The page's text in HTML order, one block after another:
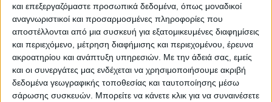
και επεξεργαζόμαστε προσωπικά δεδομένα, όπως μοναδικοί
αναγνωριστικοί και προσαρμοσμένες πληροφορίες που
αποστέλλονται από μια συσκευή για εξατομικευμένες διαφημίσεις
και περιεχόμενο, μέτρηση διαφήμισης και περιεχομένου, έρευνα
ακροατηρίου και ανάπτυξη υπηρεσιών. Με την άδειά σας, εμείς
και οι συνεργάτες μας ενδέχεται να χρησιμοποιήσουμε ακριβή
δεδομένα γεωγραφικής τοποθεσίας και ταυτοποίησης μέσω
σάρωσης συσκευών. Μπορείτε να κάνετε κλικ για να συναινέσετε